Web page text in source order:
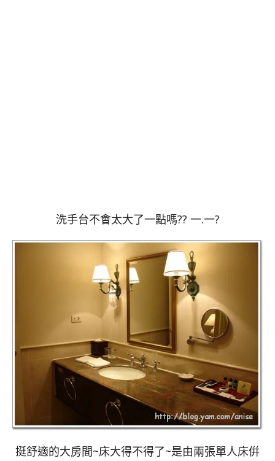
洗手台不會太大了一點嗎?? 一.一?
挺舒適的大房間~床大得不得了~是由兩張單人床倂